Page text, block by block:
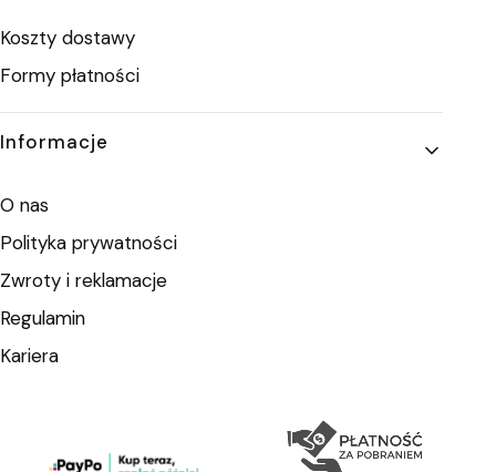
Koszty dostawy
Formy płatności
Informacje
O nas
Polityka prywatności
Zwroty i reklamacje
Regulamin
Kariera